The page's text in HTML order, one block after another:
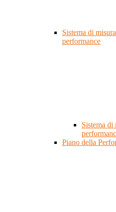
Sistema di
performance
Sistema di
Piano della